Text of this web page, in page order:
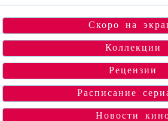
Скоро на
Коллекции
Рецензии
Расписание
Новости